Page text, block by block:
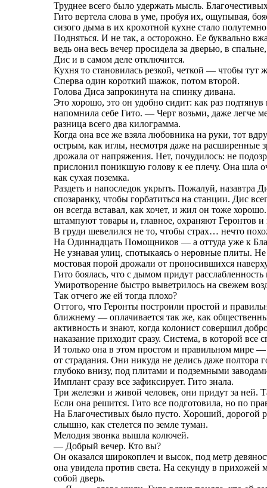
Труднее всего было удержать мысль.
Гито вертела слова в уме, пробуя их, ощупывая,
сизого дыма в их крохотной кухне стало
Подняться. И не так, а осторожно. Ее буквально
ведь она весь вечер просидела за дверью, в
Дис и в самом деле отключится.
Кухня то становилась резкой, четкой — чтобы тут
Сперва один короткий шажок, потом второй.
Голова Диса запрокинута на спинку дивана.
Это хорошо, это он удобно сидит: как раз
напомнила себе Гито. — Черт возьми, даже легче
разница всего два килограмма.
Когда она все же взяла любовника на руки, тот
острым, как иглы, несмотря даже на расширенные
дрожала от напряжения. Нет, почудилось: не
прислонил поникшую голову к ее плечу. Она шла
как сухая поземка.
Раздеть и напоследок укрыть. Пожалуй, назавтра
спозаранку, чтобы горбатиться на станции. Дис
он всегда вставал, как хочет, и жил он тоже
штампуют товары и, главное, охраняют Геронтов
В груди шевелился не то, чтобы страх… нечто
На Одиннадцать Помощников — а оттуда уже к
Не узнавая улиц, спотыкаясь о неровные плиты.
мостовая порой дрожали от проносившихся
Гито боялась, что с дымом придут
Умиротворение быстро выветрилось на свежем
Так отчего же ей тогда плохо?
Оттого, что Геронты построили простой и
ближнему — оплачивается так же, как
активность и знают, когда колонист совершил
наказание приходит сразу. Система, в которой все
И только она в этом простом и правильном мире —
от страдания. Они никуда не делись даже полтора
глубоко внизу, под плитами и подземными
Имплант сразу все зафиксирует. Гито знала.
Три железки и живой человек, они придут за ней.
Если она решится. Гито все подготовила, но по
На Благочестивых было пусто. Хороший, дорогой
слышно, как стелется по земле туман.
Мелодия звонка вышла колючей.
— Добрый вечер. Кто вы?
Он оказался широкоплеч и высок, под метр
она увидела против света. На секунду в прихожей
собой дверь.